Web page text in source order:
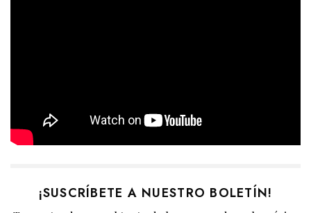
¡SUSCRÍBETE A NUESTRO BOLETÍN!